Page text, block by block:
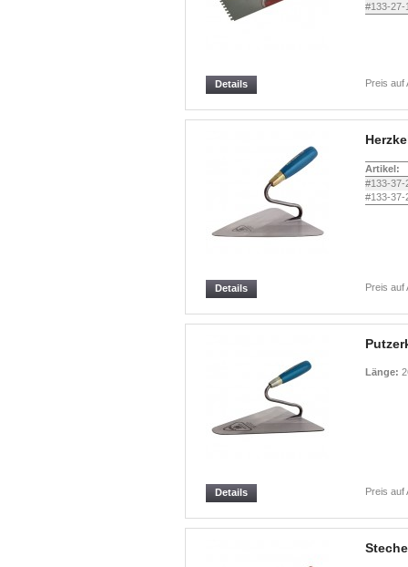
#133-27-
Preis auf
Details
Artikel:
#133-37-
#133-37-
Preis auf
Details
Länge:
Preis auf
Details